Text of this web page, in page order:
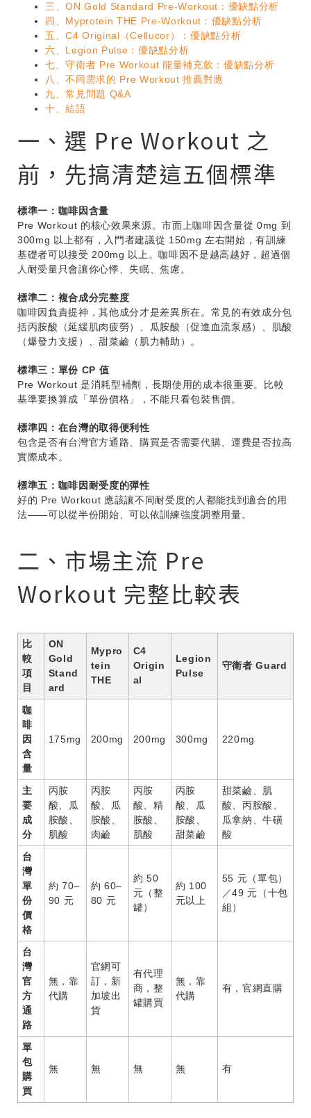
三、ON Gold Standard Pre-Workout：優缺點分析
四、Myprotein THE Pre-Workout：優缺點分析
五、C4 Original（Cellucor）：優缺點分析
六、Legion Pulse：優缺點分析
七、守衛者 Pre Workout 能量補充飲：優缺點分析
八、不同需求的 Pre Workout 推薦對應
九、常見問題 Q&A
十、結語
一、選 Pre Workout 之
前，先搞清楚這五個標準
標準一：咖啡因含量
Pre Workout 的核心效果來源。市面上咖啡因含量從 0mg 到
300mg 以上都有，入門者建議從 150mg 左右開始，有訓練
基礎者可以接受 200mg 以上。咖啡因不是越高越好，超過個
人耐受量只會讓你心悸、失眠、焦慮。
標準二：複合成分完整度
咖啡因負責提神，其他成分才是差異所在。常見的有效成分包
括丙胺酸（延緩肌肉疲勞）、瓜胺酸（促進血流泵感）、肌酸
（爆發力支援）、甜菜鹼（肌力輔助）。
標準三：單份 CP 值
Pre Workout 是消耗型補劑，長期使用的成本很重要。比較
基準要換算成「單份價格」，不能只看包裝售價。
標準四：在台灣的取得便利性
包含是否有台灣官方通路、購買是否需要代購、運費是否拉高
實際成本。
標準五：咖啡因耐受度的彈性
好的 Pre Workout 應該讓不同耐受度的人都能找到適合的用
法——可以從半份開始、可以依訓練強度調整用量。
二、市場主流 Pre
Workout 完整比較表
比
較
項
目
ON
Gold
Stand
ard
Mypro
tein
THE
C4
Origin
al
Legion
Pulse
守衛者 Guard
咖
啡
因
含
量
175mg 200mg 200mg 300mg 220mg
主
要
成
分
丙胺
酸、瓜
胺酸、
肌酸
丙胺
酸、瓜
胺酸、
肉鹼
丙胺
酸、精
胺酸、
肌酸
丙胺
酸、瓜
胺酸、
甜菜鹼
甜菜鹼、肌
酸、丙胺酸、
瓜拿納、牛磺
酸
台
灣
單
份
價
格
約 70–
90 元
約 60–
80 元
約 50
元（整
罐）
約 100
元以上
55 元（單包）
／49 元（十包
組）
台
灣
官
方
通
路
無，靠
代購
官網可
訂，新
加坡出
貨
有代理
商，整
罐購買
無，靠
代購
有，官網直購
單
包
購
買
無 無 無 無 有